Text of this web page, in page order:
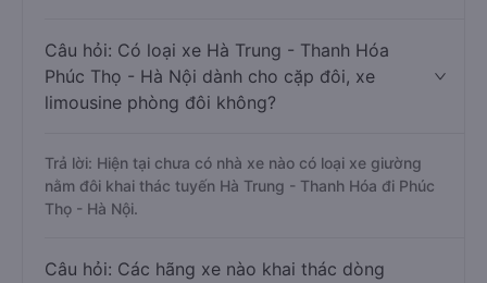
Câu hỏi: Có loại xe Hà Trung - Thanh Hóa
Phúc Thọ - Hà Nội dành cho cặp đôi, xe
limousine phòng đôi không?
Trả lời: Hiện tại chưa có nhà xe nào có loại xe giường
nằm đôi khai thác tuyến Hà Trung - Thanh Hóa đi Phúc
Thọ - Hà Nội.
Câu hỏi: Các hãng xe nào khai thác dòng